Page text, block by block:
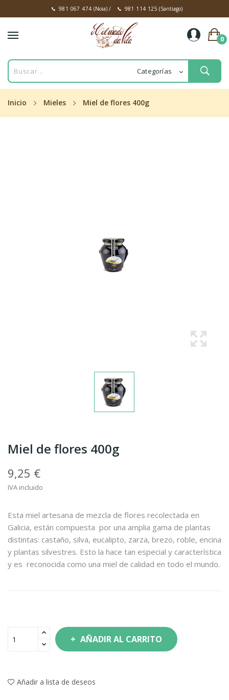
981 067 474 (Noia)/ 981 114 125 (Santiago)
0
Inicio Mieles Miel de flores 400g
Miel de flores 400g
9,25 €
IVA incluido
Esta miel artesana de mezcla de flores recolectada en
Galicia, están compuesta por una amplia gama de plantas
distintas: castaño, silva, eucalipto, zarza, brezo, roble, encina
y plantas silvestres. Esto la hace tan especial y característica
y es reconocida como una miel de calidad en todo el mundo.
AÑADIR AL CARRITO
Añadir a lista de deseos